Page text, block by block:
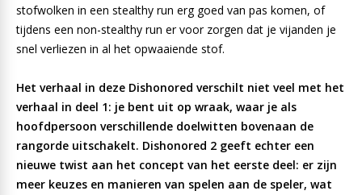
stofwolken in een stealthy run erg goed van pas komen, of
tijdens een non-stealthy run er voor zorgen dat je vijanden je
snel verliezen in al het opwaaiende stof.
Het verhaal in deze Dishonored verschilt niet veel met het
verhaal in deel 1: je bent uit op wraak, waar je als
hoofdpersoon verschillende doelwitten bovenaan de
rangorde uitschakelt. Dishonored 2 geeft echter een
nieuwe twist aan het concept van het eerste deel: er zijn
meer keuzes en manieren van spelen aan de speler, wat